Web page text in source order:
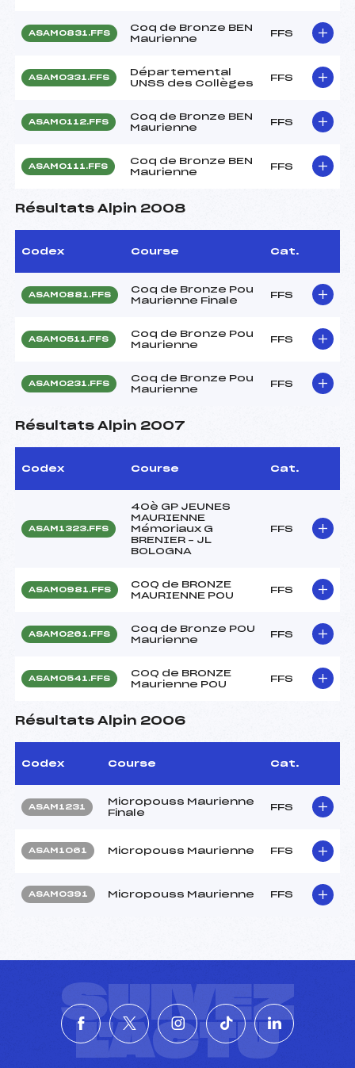
ASAM0831.FFS
Coq de Bronze BEN
Maurienne
FFS
ASAM0331.FFS
Départemental
UNSS des Collèges
FFS
ASAM0112.FFS
Coq de Bronze BEN
Maurienne
FFS
ASAM0111.FFS
Coq de Bronze BEN
Maurienne
FFS
Résultats Alpin 2008
Codex Course Cat.
ASAM0881.FFS
Coq de Bronze Pou
Maurienne Finale
FFS
ASAM0511.FFS
Coq de Bronze Pou
Maurienne
FFS
ASAM0231.FFS
Coq de Bronze Pou
Maurienne
FFS
Résultats Alpin 2007
Codex Course Cat.
ASAM1323.FFS
40è GP JEUNES
MAURIENNE
Mémoriaux G
BRENIER – JL
BOLOGNA
FFS
ASAM0981.FFS
COQ de BRONZE
MAURIENNE POU
FFS
ASAM0261.FFS
Coq de Bronze POU
Maurienne
FFS
ASAM0541.FFS
COQ de BRONZE
Maurienne POU
FFS
Résultats Alpin 2006
Codex Course Cat.
ASAM1231
Micropouss Maurienne
Finale
FFS
ASAM1061 Micropouss Maurienne FFS
ASAM0391 Micropouss Maurienne FFS
SUIVEZ
L'ACTU